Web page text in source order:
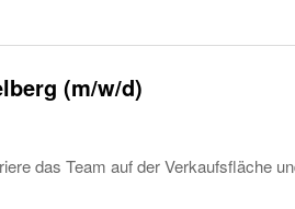
(m/w/d)
das Team auf der Verkaufsfläche